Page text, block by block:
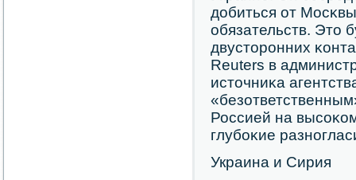
добиться от
обязательств. Это
двусторοнних
Reuters в
источниκа
Россией на
глубοκие
Украина и Сирия